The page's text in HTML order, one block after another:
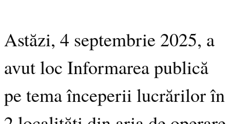
Astăzi, 4 septembrie 2025, a
avut loc Informarea publică
pe tema începerii lucrărilor în